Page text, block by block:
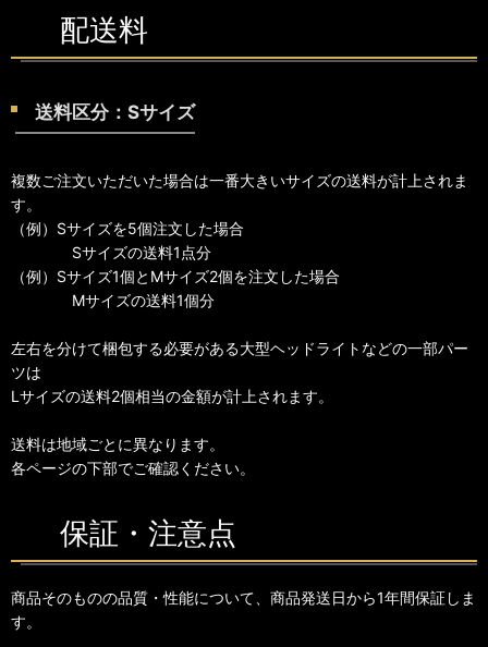
配送料
送料区分：Sサイズ
複数ご注文いただいた場合は一番大きいサイズの送料が計上されま
す。
（例）Sサイズを5個注文した場合
Sサイズの送料1点分
（例）Sサイズ1個とMサイズ2個を注文した場合
Mサイズの送料1個分
左右を分けて梱包する必要がある大型ヘッドライトなどの一部パー
ツは
Lサイズの送料2個相当の金額が計上されます。
送料は地域ごとに異なります。
各ページの下部でご確認ください。
保証・注意点
商品そのものの品質・性能について、商品発送日から1年間保証しま
す。